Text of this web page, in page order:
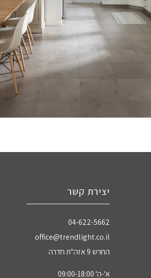
יצירת קשר
04-622-5662‏
office@trendlight.co.il
החרש 9 אזה"ת חדרה
א'-ה' 09:00-18:00